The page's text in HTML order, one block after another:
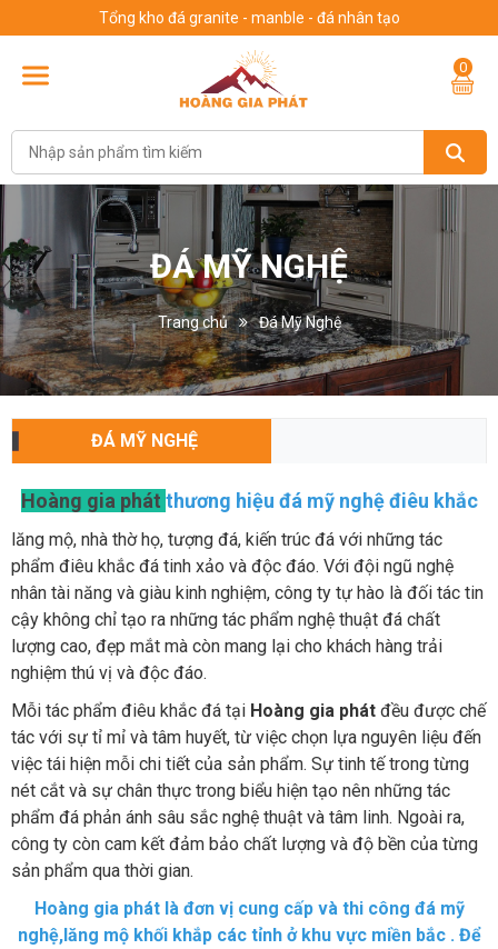
Tổng kho đá granite - manble - đá nhân tạo
0
ĐÁ MỸ NGHỆ
Trang chủ Đá Mỹ Nghệ
ĐÁ MỸ NGHỆ
Hoàng gia phát thương hiệu đá mỹ nghệ điêu khắc
lăng mộ, nhà thờ họ, tượng đá, kiến trúc đá với những tác
phẩm điêu khắc đá tinh xảo và độc đáo. Với đội ngũ nghệ
nhân tài năng và giàu kinh nghiệm, công ty tự hào là đối tác tin
cậy không chỉ tạo ra những tác phẩm nghệ thuật đá chất
lượng cao, đẹp mắt mà còn mang lại cho khách hàng trải
nghiệm thú vị và độc đáo.
Mỗi tác phẩm điêu khắc đá tại Hoàng gia phát đều được chế
tác với sự tỉ mỉ và tâm huyết, từ việc chọn lựa nguyên liệu đến
việc tái hiện mỗi chi tiết của sản phẩm. Sự tinh tế trong từng
nét cắt và sự chân thực trong biểu hiện tạo nên những tác
phẩm đá phản ánh sâu sắc nghệ thuật và tâm linh. Ngoài ra,
công ty còn cam kết đảm bảo chất lượng và độ bền của từng
sản phẩm qua thời gian.
Hoàng gia phát là đơn vị cung cấp và thi công đá mỹ
nghệ,lăng mộ khối khắp các tỉnh ở khu vực miền bắc . Để